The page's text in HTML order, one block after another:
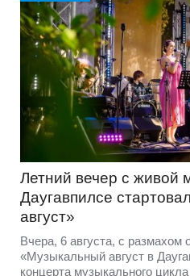
Летний вечер с живой
Даугавпилсе
август»
Вчера, 6 августа, с размахом
«Музыкальный август в
концерта музыкального